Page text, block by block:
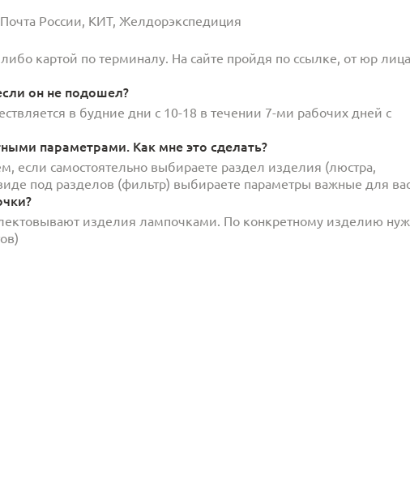
России, КИТ, Желдорэкспедиция
картой по терминалу. На сайте пройдя по ссылке, от юр
он не подошел?
в будние дни с 10-18 в течении 7-ми рабочих дней с
параметрами. Как мне это сделать?
если самостоятельно выбираете раздел изделия (люстра,
под разделов (фильтр) выбираете параметры важные для
изделия лампочками. По конкретному изделию